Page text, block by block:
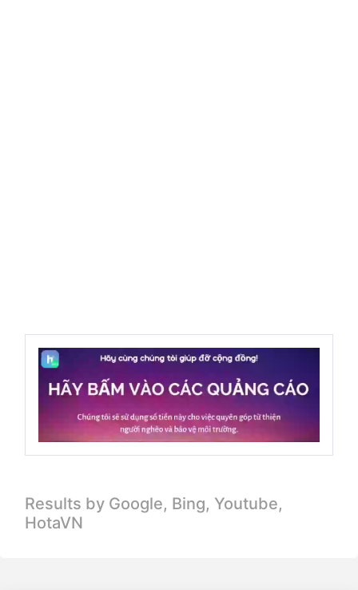
Results by Google, Bing, Youtube,
HotaVN